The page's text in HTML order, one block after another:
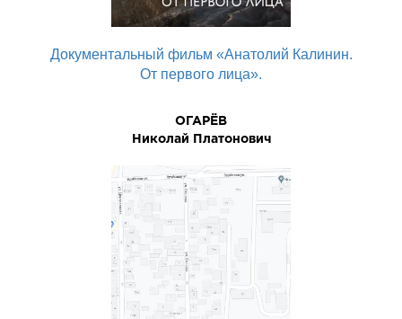
Документальный фильм «Анатолий Калинин.
От первого лица».
ОГАРЁВ
Николай Платонович